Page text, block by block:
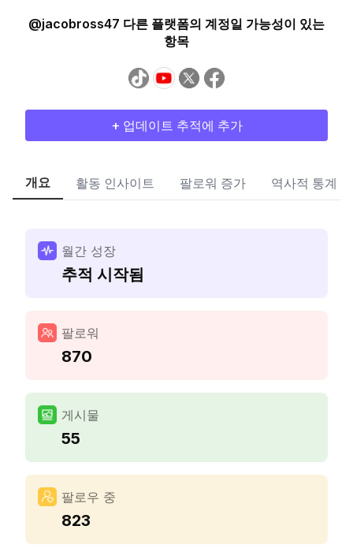
@jacobross47 다른 플랫폼의 계정일 가능성이 있는
항목
+ 업데이트 추적에 추가
개요 활동 인사이트 팔로워 증가 역사적 통계
월간 성장
추적 시작됨
팔로워
870
게시물
55
팔로우 중
823